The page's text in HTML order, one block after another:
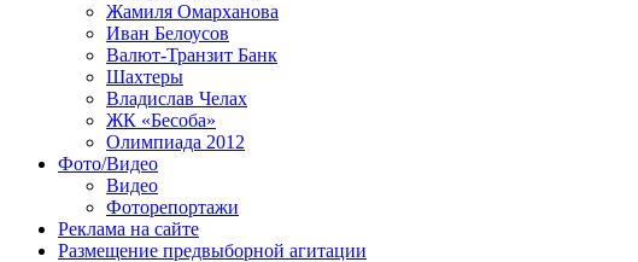
Жамиля Омарханова
Иван Белоусов
Валют-Транзит Банк
Шахтеры
Владислав Челах
ЖК «Бесоба»
Олимпиада 2012
Фото/Видео
Видео
Фоторепортажи
Реклама на сайте
Размещение предвыборной агитации